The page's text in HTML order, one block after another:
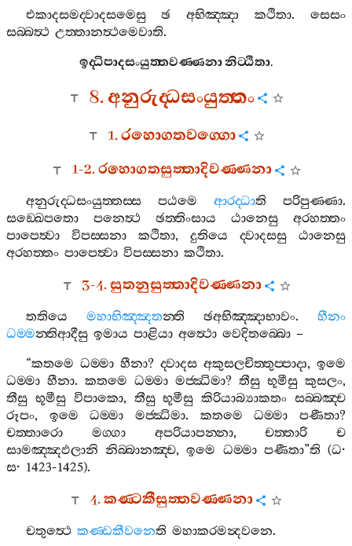
එකාදසමද‍්වාදසමෙසු ඡ අභිඤ‍්ඤා කථිතා. සෙසං
සබ‍්බත්‍ථ උත‍්තානත්‍ථමෙවාති.
ඉද‍්ධිපාදසංයුත‍්තවණ‍්ණනානිට‍්ඨිතා.
8.අනුරුද‍්ධසංයුත‍්තං
1.රහොගතවග‍්ගො
1-2.රහොගතසුත‍්තාදිවණ‍්ණනා
අනුරුද‍්ධසංයුත‍්තස‍්ස පඨමෙ ආරද‍්ධාති පරිපුණ‍්ණා.
සඞ‍්ඛෙපතො
පනෙත්‍ථ ඡත‍්තිංසාය ඨානෙසු
අරහත‍්තං
පාපෙත්‍වා
විපස‍්සනා කථිතා, දුතියෙ ද‍්වාදසසු
ඨානෙසු
අරහත‍්තං පාපෙත්‍වා විපස‍්සනා කථිතා.
3-4.සුතනුසුත‍්තාදිවණ‍්ණනා
තතියෙ මහාභිඤ‍්ඤතන‍්ති ඡඅභිඤ‍්ඤාභාවං. හීනං
ධම‍්මන‍්තිආදීසු ඉමාය පාළියා අත්‍ථො වෙදිතබ‍්බො –
“කතමෙ ධම‍්මා හීනා? ද‍්වාදස අකුසලචිත‍්තුප‍්පාදා,ඉමෙ
ධම‍්මා හීනා. කතමෙ ධම‍්මා මජ‍්ඣිමා? තීසු භූමීසු කුසලං,
තීසු භූමීසු විපාකො, තීසු භූමීසු කිරියාබ්‍යාකතං සබ‍්බඤ‍්ච
රූපං, ඉමෙ ධම‍්මා මජ‍්ඣිමා. කතමෙ ධම‍්මා පණීතා?
චත‍්තාරො
මග‍්ගා අපරියාපන‍්නා,චත‍්තාරි
ච
සාමඤ‍්ඤඵලානි නිබ‍්බානඤ‍්ච,ඉමෙ ධම‍්මා පණීතා”ති (ධ·
ස· 1423-1425).
4.කණ‍්ටකීසුත‍්තවණ‍්ණනා
චතුත්‍ථෙ කණ‍්ඩකීවනෙති මහාකරමන්‍දවනෙ.